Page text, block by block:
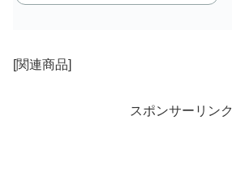
[関連商品]
スポンサーリンク